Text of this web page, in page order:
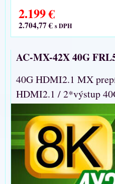
2.199 €
2.704,77 € s DPH
AC-MX-42X 40G
40G HDMI2.1 MX
HDMI2.1 / 2*výstup